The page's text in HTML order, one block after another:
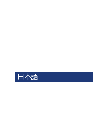
日本語